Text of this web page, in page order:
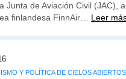
Junta de Aviación Civil (JAC),
finlandesa FinnAir… Leer
Y POLÍTICA DE CIELOS